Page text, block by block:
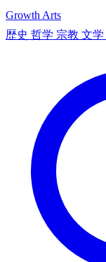
Growth Arts
歴史 哲学 宗教 文学